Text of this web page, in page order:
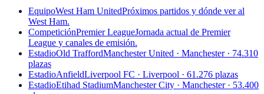
EquipoWest Ham UnitedPróximos partidos y dónde ver al
West Ham.
CompeticiónPremier LeagueJornada actual de Premier
League y canales de emisión.
EstadioOld TraffordManchester United · Manchester · 74.310
plazas
EstadioAnfieldLiverpool FC · Liverpool · 61.276 plazas
EstadioEtihad StadiumManchester City · Manchester · 53.400